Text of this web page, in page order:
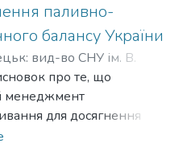
та приватних
законні інтереси
металургійного
паливно-
балансу України
вид-во СНУ ім. В.
Терещенко, С. В.;
Serhii
про те, що
менеджмент
для досягнення
кращих металургійних